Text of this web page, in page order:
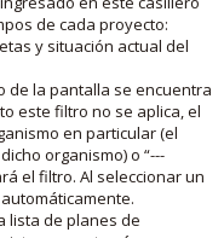
de cada proyecto:
y situación actual del
de la pantalla se encuentra
este filtro no se aplica, el
en particular (el
organismo) o “---
el filtro. Al seleccionar un
lista de planes de